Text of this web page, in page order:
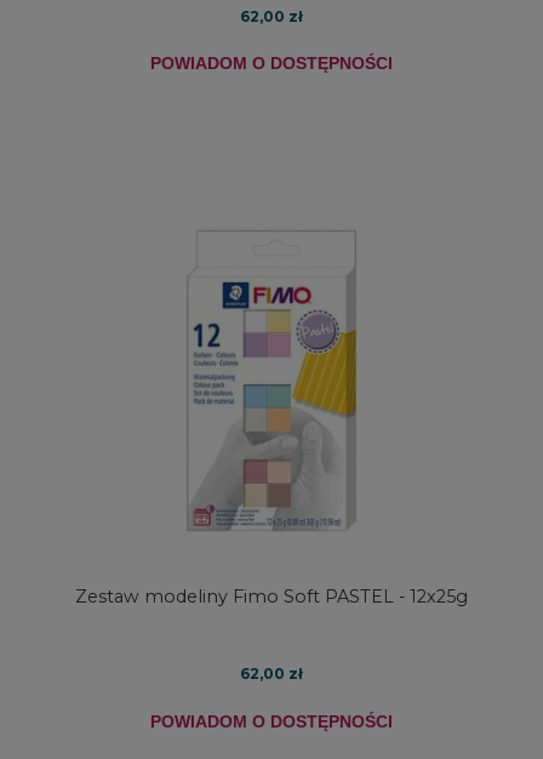
62,00 zł
POWIADOM O DOSTĘPNOŚCI
Zestaw modeliny Fimo Soft PASTEL - 12x25g
62,00 zł
POWIADOM O DOSTĘPNOŚCI